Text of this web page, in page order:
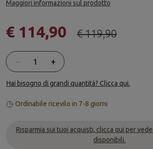
Maggiori informazioni sul prodotto
€ 114,90 € 119,90
Quantità
− +
Hai bisogno di grandi quantità? Clicca qui.
Ordinabile ricevilo in 7-8 giorni
Risparmia sui tuoi acquisti, clicca qui per
disponibili.